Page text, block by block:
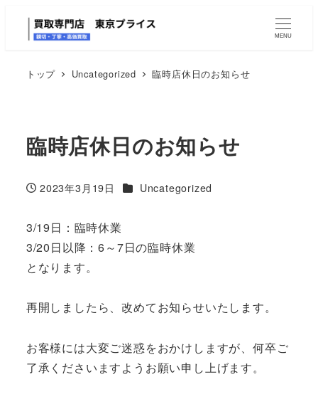
MENU
トップ Uncategorized 臨時店休日のお知らせ
臨時店休日のお知らせ
投稿日
2023年3月19日 カテゴリー
Uncategorized
3/19日：臨時休業
3/20日以降：6～7日の臨時休業
となります。
再開しましたら、改めてお知らせいたします。
お客様には大変ご迷惑をおかけしますが、何卒ご
了承くださいますようお願い申し上げます。